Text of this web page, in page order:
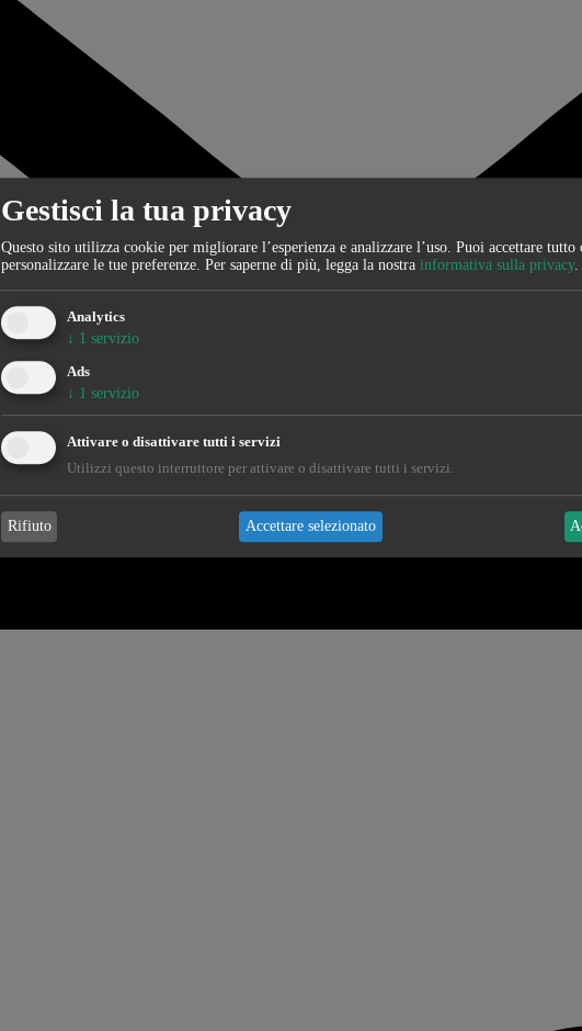
Gestisci la tua privacy
Questo sito utilizza cookie per migliorare l’esperienza e analizzare l’uso. Puoi accettare tutto
personalizzare le tue preferenze. Per saperne di più, legga la nostra informativa sulla privacy.
Analytics
↓ 1 servizio
Ads
↓ 1 servizio
Attivare o disattivare tutti i servizi
Utilizzi questo interruttore per attivare o disattivare tutti i servizi.
Rifiuto Accettare selezionato